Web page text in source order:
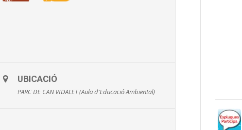
UBICACIÓ
PARC DE CAN VIDALET (Aula d'Educació Ambiental)